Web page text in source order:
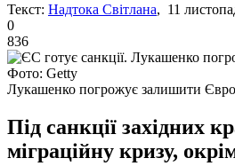
Текст: Надтока Світлана, 11
0
836
Фото: Getty
Лукашенко погрожує залишити
Під санкції західних
міграційну кризу,